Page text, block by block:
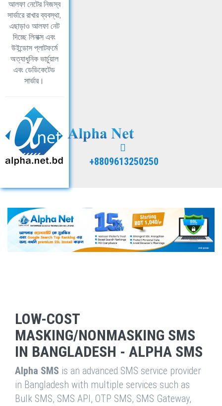
আলফা নেটের নিজস্ব
সার্ভারে রাখার ব্যবস্থা,
এছাড়াও আলফা নেট
দিচ্ছে লিনাক্স এবং
উইন্ডোস প্লাটফর্মে
অত্যাধুনিক ভার্চুয়াল
এবং ডেডিকেটেড
সার্ভার।
+8809613250250
LOW-COST
MASKING/NONMASKING SMS
IN BANGLADESH - ALPHA SMS
Alpha SMS is an advanced SMS service provider
in Bangladesh with multiple services such as
Bulk SMS, SMS API, OTP SMS, SMS Gateway,